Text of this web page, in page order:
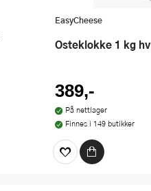
EasyCheese
Osteklokke 1 kg
389,-
På nettlager
Finnes i 149 butikker